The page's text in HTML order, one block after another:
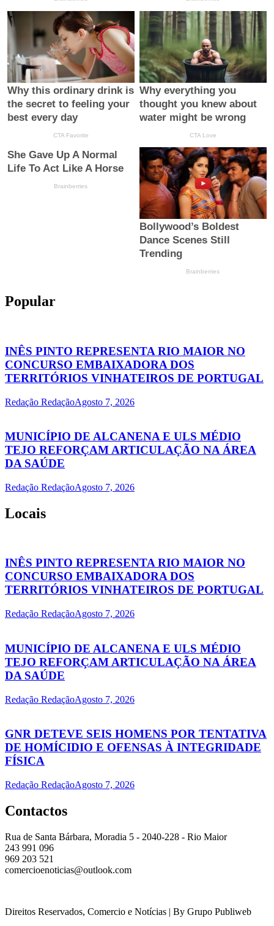
Popular
INÊS PINTO REPRESENTA RIO MAIOR NO
CONCURSO EMBAIXADORA DOS
TERRITÓRIOS VINHATEIROS DE PORTUGAL
Redação RedaçãoAgosto 7, 2026
MUNICÍPIO DE ALCANENA E ULS MÉDIO
TEJO REFORÇAM ARTICULAÇÃO NA ÁREA
DA SAÚDE
Redação RedaçãoAgosto 7, 2026
Locais
INÊS PINTO REPRESENTA RIO MAIOR NO
CONCURSO EMBAIXADORA DOS
TERRITÓRIOS VINHATEIROS DE PORTUGAL
Redação RedaçãoAgosto 7, 2026
MUNICÍPIO DE ALCANENA E ULS MÉDIO
TEJO REFORÇAM ARTICULAÇÃO NA ÁREA
DA SAÚDE
Redação RedaçãoAgosto 7, 2026
GNR DETEVE SEIS HOMENS POR TENTATIVA
DE HOMÍCIDIO E OFENSAS À INTEGRIDADE
FÍSICA
Redação RedaçãoAgosto 7, 2026
Contactos
Rua de Santa Bárbara, Moradia 5 - 2040-228 - Rio Maior
243 991 096
969 203 521
comercioenoticias@outlook.com
Direitos Reservados, Comercio e Notícias | By Grupo Publiweb